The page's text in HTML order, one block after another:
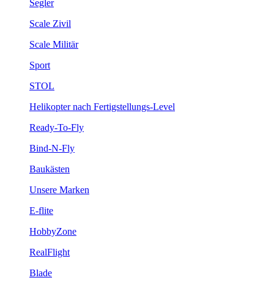
Segler
Scale Zivil
Scale Militär
Sport
STOL
Helikopter nach Fertigstellungs-Level
Ready-To-Fly
Bind-N-Fly
Baukästen
Unsere Marken
E-flite
HobbyZone
RealFlight
Blade